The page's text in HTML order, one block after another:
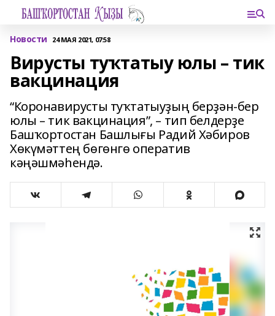
Новости 24 МАЯ 2021, 07:58
Вирусты туҡтатыу юлы – тик
вакцинация
“Коронавирусты туҡтатыуҙың берҙән-бер
юлы – тик вакцинация”, – тип белдерҙе
Башҡортостан Башлығы Радий Хәбиров
Хөкүмәттең бөгөнгө оператив
кәңәшмәһендә.